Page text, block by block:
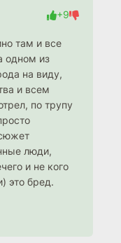
+9
там и все
одном из
на виду,
и всем
по трупу
люди,
и не кого
это бред.